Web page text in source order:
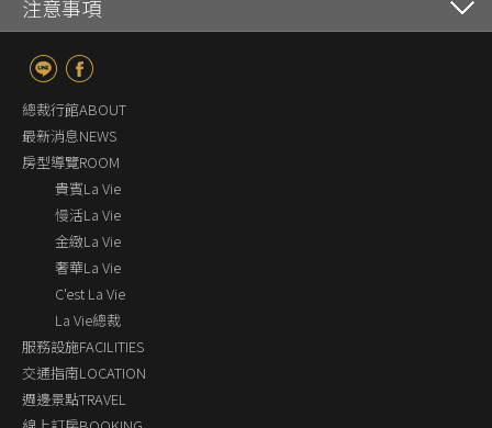
注意事項
總裁行館ABOUT
最新消息NEWS
房型導覽ROOM
貴賓La Vie
慢活La Vie
金緻La Vie
奢華La Vie
C'est La Vie
La Vie總裁
服務設施FACILITIES
交通指南LOCATION
週邊景點TRAVEL